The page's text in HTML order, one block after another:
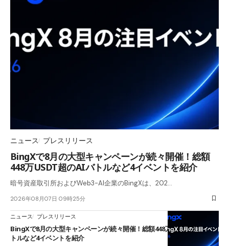
ニュース プレスリリース
BingXで8月の大型キャンペーンが続々開催！総額
448万USDT超のAIバトルなど4イベントを紹介
暗号資産取引所およびWeb3-AI企業のBingXは、202…
2026年08月07日 09時25分
ニュース プレスリリース
BingXで8月の大型キャンペーンが続々開催！総額448万USDT超のAIバ
トルなど4イベントを紹介